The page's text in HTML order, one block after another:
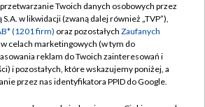
TVP
Cyfrowa
Regulamin TVP
Polityka prywatności
Moje zgody
Pomoc
Twoich danych osobowych przez
w likwidacji (zwaną dalej również „TVP”),
(1201 firm) oraz pozostałych Zaufanych
w celach marketingowych (w tym do
reklam do Twoich zainteresowań i
i pozostałych, które wskazujemy poniżej, a
przez nas identyfikatora PPID do Google.